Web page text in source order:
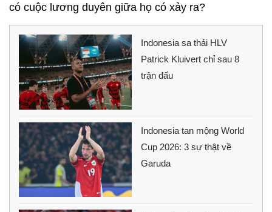
có cuộc lương duyên giữa họ có xảy ra?
Indonesia sa thải HLV
Patrick Kluivert chỉ sau 8
trận đấu
Indonesia tan mộng World
Cup 2026: 3 sự thật về
Garuda